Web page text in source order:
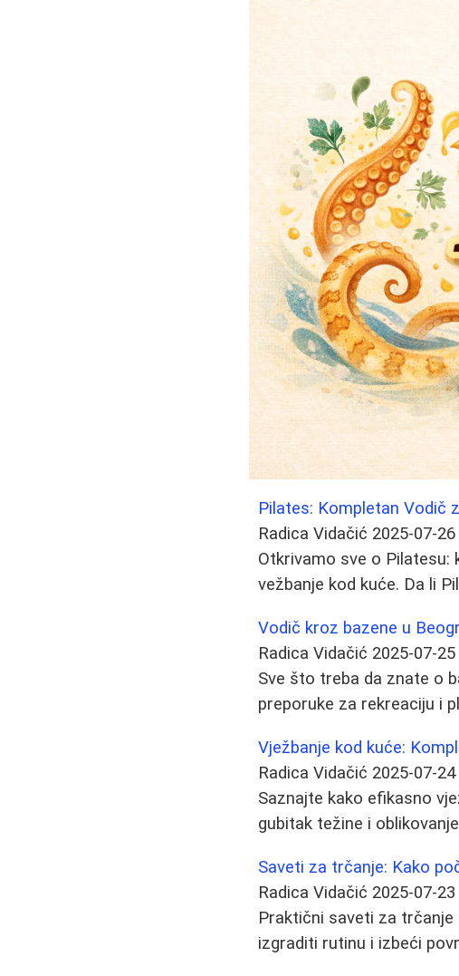
Pilates: Kompletan Vodič
Radica Vidačić 2025-07-26
Otkrivamo sve o Pilatesu:
vežbanje kod kuće. Da li
Vodič kroz bazene u
Radica Vidačić 2025-07-25
Sve što treba da znate o
preporuke za rekreaciju i
Vježbanje kod kuće:
Radica Vidačić 2025-07-24
Saznajte kako efikasno
gubitak težine i
Saveti za trčanje: Kako
Radica Vidačić 2025-07-23
Praktični saveti za
izgraditi rutinu i izbeći